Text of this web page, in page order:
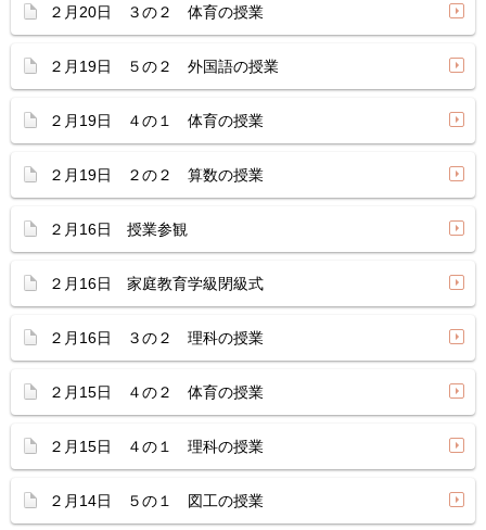
２月20日 ３の２ 体育の授業
２月19日 ５の２ 外国語の授業
２月19日 ４の１ 体育の授業
２月19日 ２の２ 算数の授業
２月16日 授業参観
２月16日 家庭教育学級閉級式
２月16日 ３の２ 理科の授業
２月15日 ４の２ 体育の授業
２月15日 ４の１ 理科の授業
２月14日 ５の１ 図工の授業